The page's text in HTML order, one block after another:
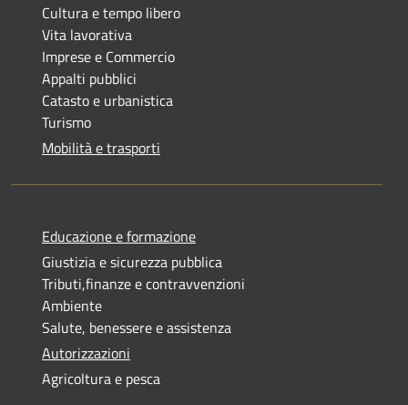
Cultura e tempo libero
Vita lavorativa
Imprese e Commercio
Appalti pubblici
Catasto e urbanistica
Turismo
Mobilità e trasporti
Educazione e formazione
Giustizia e sicurezza pubblica
Tributi,finanze e contravvenzioni
Ambiente
Salute, benessere e assistenza
Autorizzazioni
Agricoltura e pesca